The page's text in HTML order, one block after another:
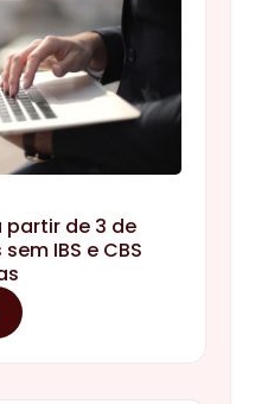
partir de 3 de
IBS e CBS